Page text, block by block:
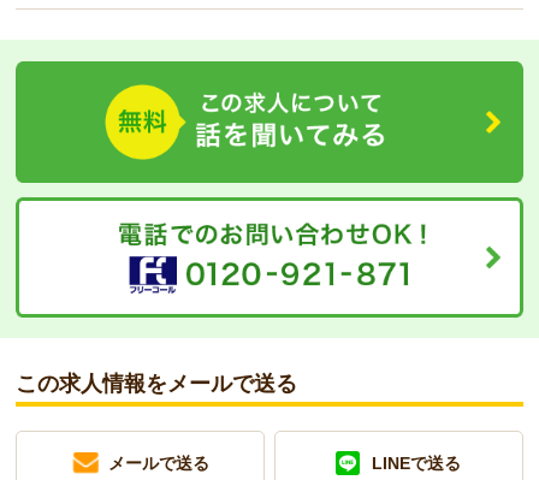
この求人情報をメールで送る
メールで送る LINEで送る